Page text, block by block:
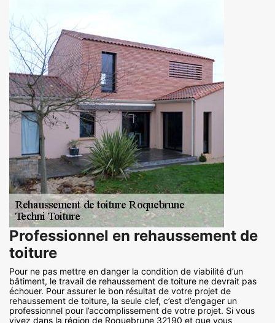
Professionnel en rehaussement de
toiture
Pour ne pas mettre en danger la condition de viabilité d’un
bâtiment, le travail de rehaussement de toiture ne devrait pas
échouer. Pour assurer le bon résultat de votre projet de
rehaussement de toiture, la seule clef, c’est d’engager un
professionnel pour l’accomplissement de votre projet. Si vous
vivez dans la région de Roquebrune 32190 et que vous